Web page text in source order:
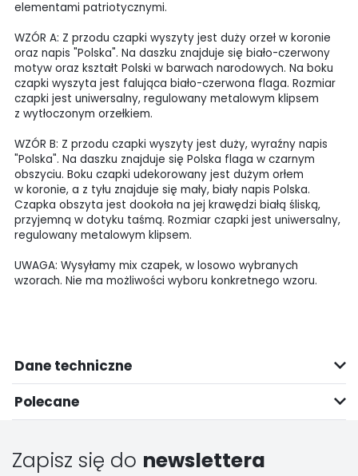
elementami patriotycznymi.
WZÓR A: Z przodu czapki wyszyty jest duży orzeł w koronie
oraz napis "Polska". Na daszku znajduje się biało-czerwony
motyw oraz kształt Polski w barwach narodowych. Na boku
czapki wyszyta jest falująca biało-czerwona flaga. Rozmiar
czapki jest uniwersalny, regulowany metalowym klipsem
z wytłoczonym orzełkiem.
WZÓR B: Z przodu czapki wyszyty jest duży, wyraźny napis
"Polska". Na daszku znajduje się Polska flaga w czarnym
obszyciu. Boku czapki udekorowany jest dużym orłem
w koronie, a z tyłu znajduje się mały, biały napis Polska.
Czapka obszyta jest dookoła na jej krawędzi białą śliską,
przyjemną w dotyku taśmą. Rozmiar czapki jest uniwersalny,
regulowany metalowym klipsem.
UWAGA: Wysyłamy mix czapek, w losowo wybranych
wzorach. Nie ma możliwości wyboru konkretnego wzoru.
Dane techniczne
Polecane
Zapisz się do newslettera